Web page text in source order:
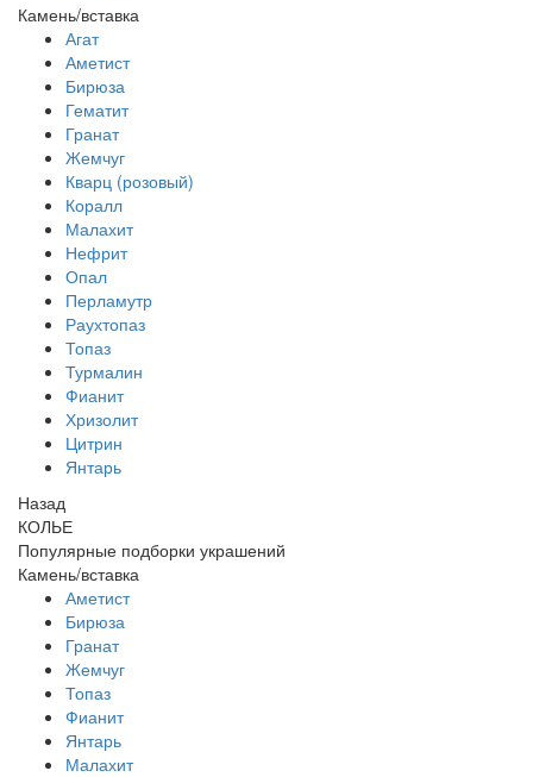
Камень/вставка
Агат
Аметист
Бирюза
Гематит
Гранат
Жемчуг
Кварц (розовый)
Коралл
Малахит
Нефрит
Опал
Перламутр
Раухтопаз
Топаз
Турмалин
Фианит
Хризолит
Цитрин
Янтарь
Назад
КОЛЬЕ
Популярные подборки украшений
Камень/вставка
Аметист
Бирюза
Гранат
Жемчуг
Топаз
Фианит
Янтарь
Малахит